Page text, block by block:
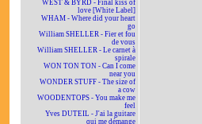
WEST & BYRD - Final kiss of
love [White Label]
WHAM - Where did your heart
go
William SHELLER - Fier et fou
de vous
William SHELLER - Le carnet à
spirale
WON TON TON - Can I come
near you
WONDER STUFF - The size of
a cow
WOODENTOPS - You make me
feel
Yves DUTEIL - J'ai la guitare
qui me démange